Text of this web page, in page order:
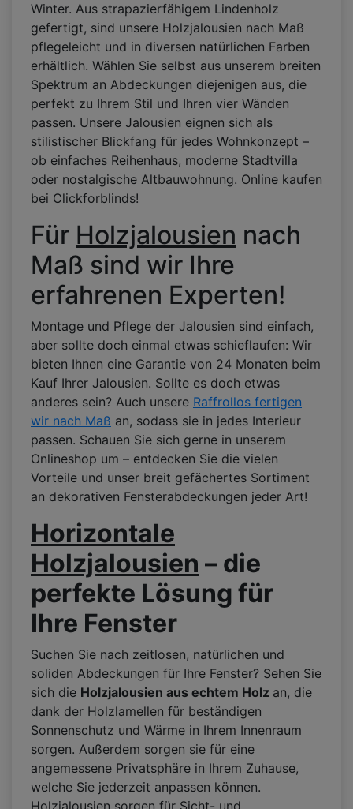
Winter. Aus strapazierfähigem Lindenholz
gefertigt, sind unsere Holzjalousien nach Maß
pflegeleicht und in diversen natürlichen Farben
erhältlich. Wählen Sie selbst aus unserem breiten
Spektrum an Abdeckungen diejenigen aus, die
perfekt zu Ihrem Stil und Ihren vier Wänden
passen. Unsere Jalousien eignen sich als
stilistischer Blickfang für jedes Wohnkonzept –
ob einfaches Reihenhaus, moderne Stadtvilla
oder nostalgische Altbauwohnung. Online kaufen
bei Clickforblinds!
Für Holzjalousien nach
Maß sind wir Ihre
erfahrenen Experten!
Montage und Pflege der Jalousien sind einfach,
aber sollte doch einmal etwas schieflaufen: Wir
bieten Ihnen eine Garantie von 24 Monaten beim
Kauf Ihrer Jalousien. Sollte es doch etwas
anderes sein? Auch unsere Raffrollos fertigen
wir nach Maß an, sodass sie in jedes Interieur
passen. Schauen Sie sich gerne in unserem
Onlineshop um – entdecken Sie die vielen
Vorteile und unser breit gefächertes Sortiment
an dekorativen Fensterabdeckungen jeder Art!
Horizontale
Holzjalousien – die
perfekte Lösung für
Ihre Fenster
Suchen Sie nach zeitlosen, natürlichen und
soliden Abdeckungen für Ihre Fenster? Sehen Sie
sich die Holzjalousien aus echtem Holz an, die
dank der Holzlamellen für beständigen
Sonnenschutz und Wärme in Ihrem Innenraum
sorgen. Außerdem sorgen sie für eine
angemessene Privatsphäre in Ihrem Zuhause,
welche Sie jederzeit anpassen können.